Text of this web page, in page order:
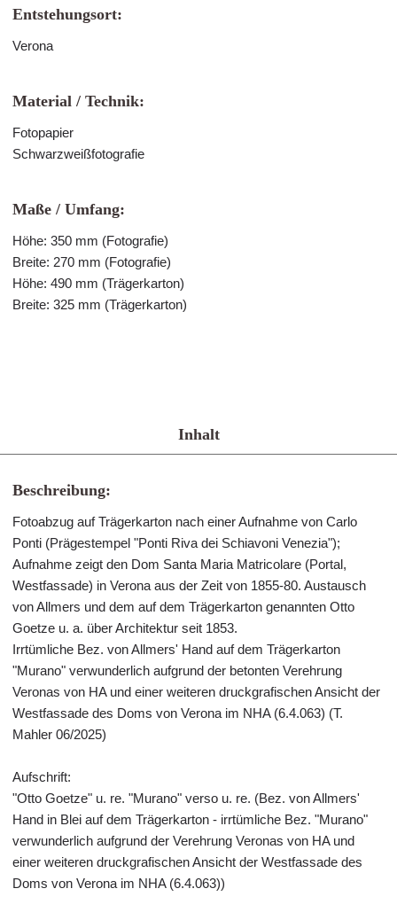
Entstehungsort:
Verona
Material / Technik:
Fotopapier
Schwarzweißfotografie
Maße / Umfang:
Höhe: 350 mm (Fotografie)
Breite: 270 mm (Fotografie)
Höhe: 490 mm (Trägerkarton)
Breite: 325 mm (Trägerkarton)
Inhalt
Beschreibung:
Fotoabzug auf Trägerkarton nach einer Aufnahme von Carlo
Ponti (Prägestempel "Ponti Riva dei Schiavoni Venezia");
Aufnahme zeigt den Dom Santa Maria Matricolare (Portal,
Westfassade) in Verona aus der Zeit von 1855-80. Austausch
von Allmers und dem auf dem Trägerkarton genannten Otto
Goetze u. a. über Architektur seit 1853.
Irrtümliche Bez. von Allmers' Hand auf dem Trägerkarton
"Murano" verwunderlich aufgrund der betonten Verehrung
Veronas von HA und einer weiteren druckgrafischen Ansicht der
Westfassade des Doms von Verona im NHA (6.4.063) (T.
Mahler 06/2025)
Aufschrift:
"Otto Goetze" u. re. "Murano" verso u. re. (Bez. von Allmers'
Hand in Blei auf dem Trägerkarton - irrtümliche Bez. "Murano"
verwunderlich aufgrund der Verehrung Veronas von HA und
einer weiteren druckgrafischen Ansicht der Westfassade des
Doms von Verona im NHA (6.4.063))